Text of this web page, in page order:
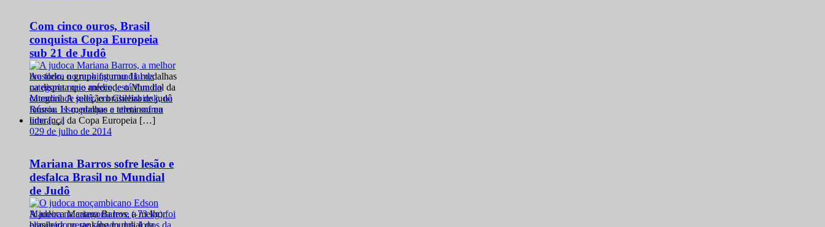
Com cinco ouros, Brasil
conquista Copa Europeia
sub 21 de Judô
Ao todo, o grupo faturou 11 medalhas
na disputa que antecede o Mundial da
categoria A seleção brasileira de judô
faturou 11 medalhas e terminou na
liderança da Copa Europeia […]
029 de julho de 2014
Mariana Barros sofre lesão e
desfalca Brasil no Mundial
de Judô
A judoca Mariana Barros, a melhor